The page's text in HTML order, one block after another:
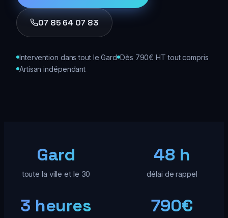
07 85 64 07 83
Intervention dans tout le Gard Dès 790€ HT tout compris
Artisan indépendant
Gard
toute la ville et le 30
48 h
délai de rappel
3 heures 790€